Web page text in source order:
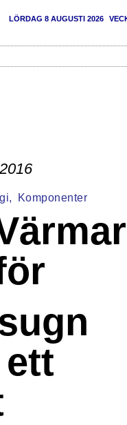
LÖRDAG 8 AUGUSTI 2026
Komponenter